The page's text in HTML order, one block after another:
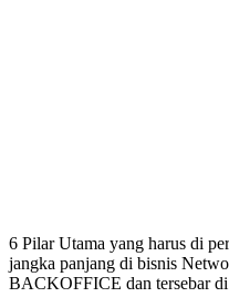
6 Pilar Utama yang harus di
jangka panjang di bisnis
BACKOFFICE dan tersebar